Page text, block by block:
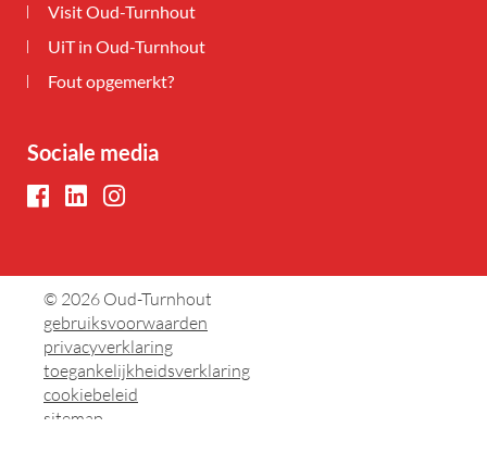
Visit Oud-Turnhout
UiT in Oud-Turnhout
Fout opgemerkt?
Sociale media
© 2026 Oud-Turnhout
gebruiksvoorwaarden
privacyverklaring
toegankelijkheidsverklaring
cookiebeleid
sitemap